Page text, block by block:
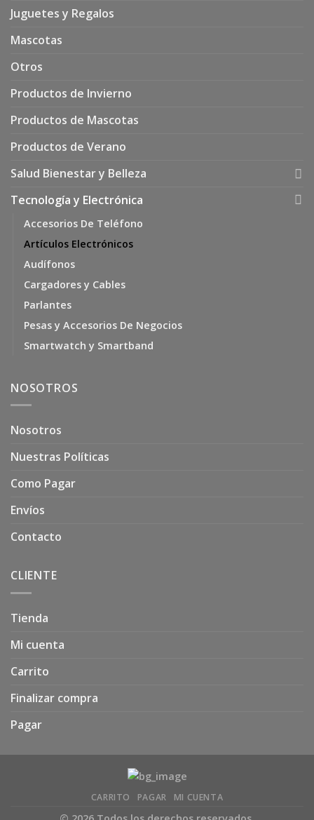
Juguetes y Regalos
Mascotas
Otros
Productos de Invierno
Productos de Mascotas
Productos de Verano
Salud Bienestar y Belleza
Tecnología y Electrónica
Accesorios De Teléfono
Artículos Electrónicos
Audífonos
Cargadores y Cables
Parlantes
Pesas y Accesorios De Negocios
Smartwatch y Smartband
NOSOTROS
Nosotros
Nuestras Políticas
Como Pagar
Envíos
Contacto
CLIENTE
Tienda
Mi cuenta
Carrito
Finalizar compra
Pagar
CARRITO PAGAR MI CUENTA